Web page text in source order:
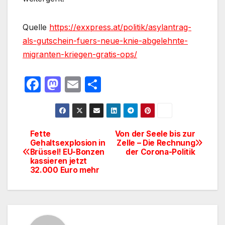
Quelle https://exxpress.at/politik/asylantrag-
als-gutschein-fuers-neue-knie-abgelehnte-
migranten-kriegen-gratis-ops/
F
e
b
o
k
M
a
st
d
o
E
m
ail
ei
le
Beitragsnavigation
Von der Seele bis zur
Zelle – Die Rechnung
der Corona-Politik
Fette
Gehaltsexplosion in
Brüssel! EU-Bonzen
kassieren jetzt
32.000 Euro mehr